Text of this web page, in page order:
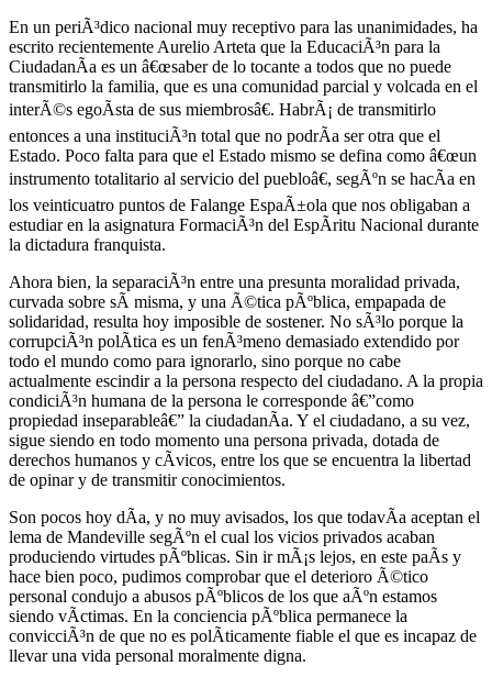
En un periÃ³dico nacional muy receptivo para las unanimidades, ha
escrito recientemente Aurelio Arteta que la EducaciÃ³n para la
CiudadanÃ­a es un â€œsaber de lo tocante a todos que no puede
transmitirlo la familia, que es una comunidad parcial y volcada en el
interÃ©s egoÃ­sta de sus miembrosâ€. HabrÃ¡ de transmitirlo
entonces a una instituciÃ³n total que no podrÃ­a ser otra que el
Estado. Poco falta para que el Estado mismo se defina como â€œun
instrumento totalitario al servicio del puebloâ€, segÃºn se hacÃ­a en
los veinticuatro puntos de Falange EspaÃ±ola que nos obligaban a
estudiar en la asignatura FormaciÃ³n del EspÃ­ritu Nacional durante
la dictadura franquista.
Ahora bien, la separaciÃ³n entre una presunta moralidad privada,
curvada sobre sÃ­ misma, y una Ã©tica pÃºblica, empapada de
solidaridad, resulta hoy imposible de sostener. No sÃ³lo porque la
corrupciÃ³n polÃ­tica es un fenÃ³meno demasiado extendido por
todo el mundo como para ignorarlo, sino porque no cabe
actualmente escindir a la persona respecto del ciudadano. A la propia
condiciÃ³n humana de la persona le corresponde â€”como
propiedad inseparableâ€” la ciudadanÃ­a. Y el ciudadano, a su vez,
sigue siendo en todo momento una persona privada, dotada de
derechos humanos y cÃ­vicos, entre los que se encuentra la libertad
de opinar y de transmitir conocimientos.
Son pocos hoy dÃ­a, y no muy avisados, los que todavÃ­a aceptan el
lema de Mandeville segÃºn el cual los vicios privados acaban
produciendo virtudes pÃºblicas. Sin ir mÃ¡s lejos, en este paÃ­s y
hace bien poco, pudimos comprobar que el deterioro Ã©tico
personal condujo a abusos pÃºblicos de los que aÃºn estamos
siendo vÃ­ctimas. En la conciencia pÃºblica permanece la
convicciÃ³n de que no es polÃ­ticamente fiable el que es incapaz de
llevar una vida personal moralmente digna.